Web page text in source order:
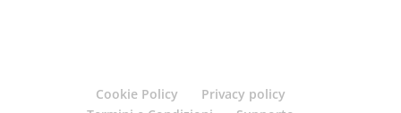
Cookie Policy
Privacy policy